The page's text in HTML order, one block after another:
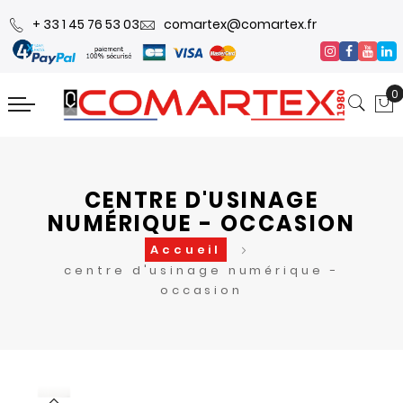
+ 33 1 45 76 53 03 comartex@comartex.fr
0
CENTRE D'USINAGE
NUMÉRIQUE - OCCASION
Accueil
centre d'usinage numérique -
occasion